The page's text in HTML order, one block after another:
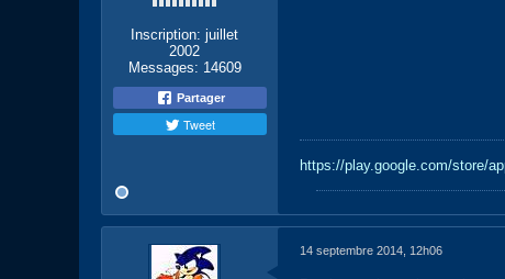
Inscription: juillet
2002
Messages: 14609
Partager
Tweet
https://play.google.com/store/
14 septembre 2014, 12h06